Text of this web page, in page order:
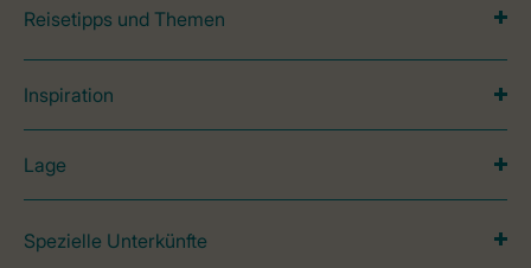
Reisetipps und Themen
Inspiration
Lage
Spezielle Unterkünfte